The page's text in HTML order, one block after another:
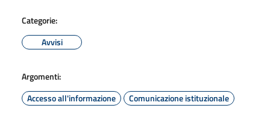
Categorie:
Avvisi
Argomenti:
Accesso all'informazione
Comunicazione istituzionale